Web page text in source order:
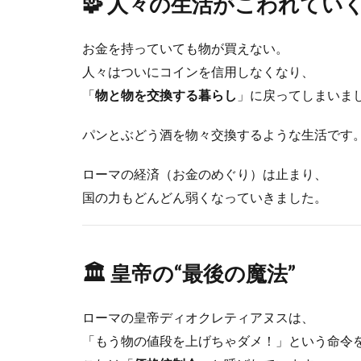
お金を持っていても物が買えない。
人々はついにコインを信用しなくなり、
「物と物を交換する暮らし 」に戻ってしまいま
パンとぶどう酒を物々交換するような生活です。
ローマの経済（お金のめぐり）は止まり、
国の力もどんどん弱くなっていきました。
🏛 皇帝の“最後の魔法”
ローマの皇帝ディオクレティアヌスは、
「もう物の値段を上げちゃダメ！」という命令